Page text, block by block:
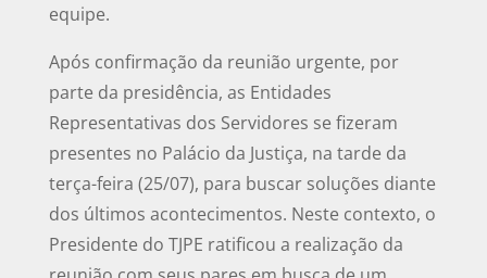
equipe.
Após confirmação da reunião urgente, por
parte da presidência, as Entidades
Representativas dos Servidores se fizeram
presentes no Palácio da Justiça, na tarde da
terça-feira (25/07), para buscar soluções diante
dos últimos acontecimentos. Neste contexto, o
Presidente do TJPE ratificou a realização da